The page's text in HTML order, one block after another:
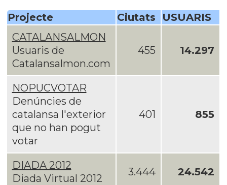
Projecte Ciutats
USUARIS
CATALANSALMON
Usuaris de
Catalansalmon.com
455 14.297
NOPUCVOTAR
Denúncies de
catalansa l'exterior
que no han pogut
votar
401 855
DIADA 2012
Diada Virtual 2012
3.444 24.542